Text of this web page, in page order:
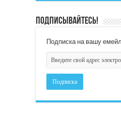
Подписывайтесь!
Подписка на вашу